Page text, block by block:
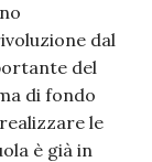
dal
del
di fondo
le
è già in